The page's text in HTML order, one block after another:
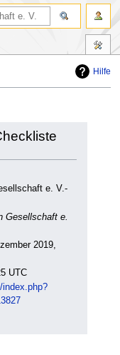
Hilfe
e. V.-
Gesellschaft e.
2019,
UTC
index.php?